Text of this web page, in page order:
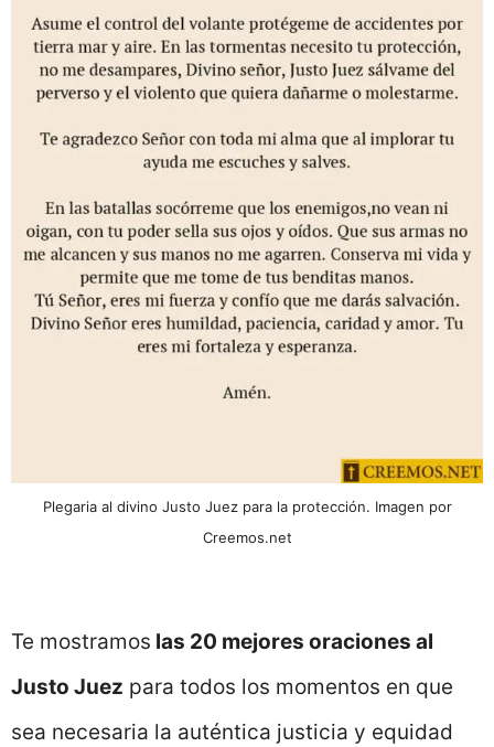
Plegaria al divino Justo Juez para la protección. Imagen por
Creemos.net
Te mostramos las 20 mejores oraciones al
Justo Juez para todos los momentos en que
sea necesaria la auténtica justicia y equidad